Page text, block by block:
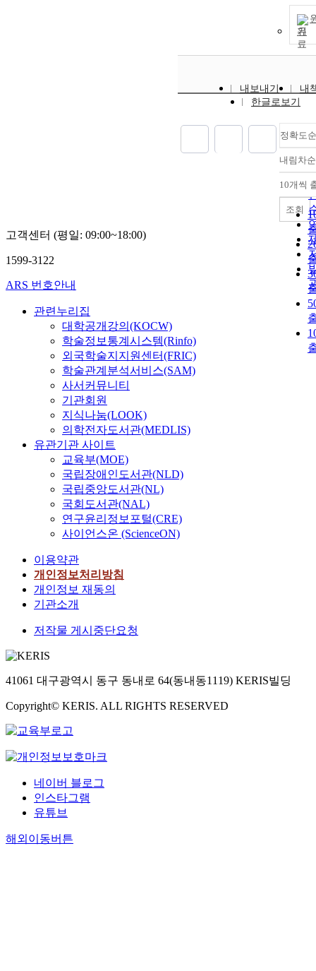
기
내보내기
내
한글로보기
정확도순
내림차순
10개씩
조회
고객센터 (평일: 09:00~18:00)
1599-3122
ARS 번호안내
관련누리집
대학공개강의(KOCW)
학술정보통계시스템(Rinfo)
외국학술지지원센터(FRIC)
학술관계분석서비스(SAM)
사서커뮤니티
기관회원
지식나눔(LOOK)
의학전자도서관(MEDLIS)
유관기관 사이트
교육부(MOE)
국립장애인도서관(NLD)
국립중앙도서관(NL)
국회도서관(NAL)
연구윤리정보포털(CRE)
사이언스온 (ScienceON)
이용약관
개인정보처리방침
개인정보 재동의
기관소개
저작물 게시중단요청
41061 대구광역시 동구 동내로 64(동내동1119) KERIS빌딩
Copyright© KERIS. ALL RIGHTS RESERVED
네이버 블로그
인스타그램
유튜브
해외이동버튼